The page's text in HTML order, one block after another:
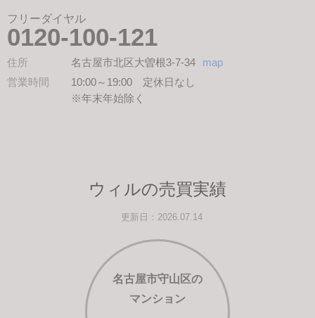
フリーダイヤル
0120-100-121
住所 名古屋市北区大曽根3-7-34
map
営業時間
10:00～19:00 定休日なし
※年末年始除く
ウィルの売買実績
更新日：2026.07.14
名古屋市守山区の
マンション